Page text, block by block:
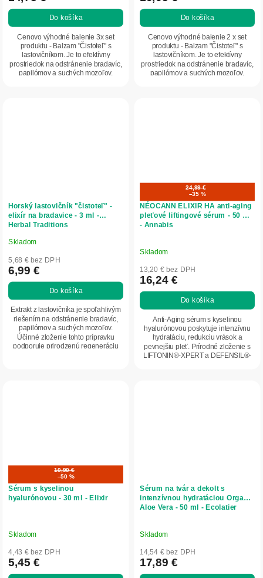
Do košíka
Cenovo výhodné balenie 3x set
produktu - Balzam "Čistoteľ" s
lastovičníkom. Je to efektívny
prostriedok na odstránenie bradavíc,
papilómov a suchých mozoľov.
Do košíka
Cenovo výhodné balenie 2 x set
produktu - Balzam "Čistoteľ" s
lastovičníkom. Je to efektívny
prostriedok na odstránenie bradavíc,
papilómov a suchých mozoľov.
Horský lastovičník "čistoteľ" -
elixír na bradavice - 3 ml -
Herbal Traditions
Priemerné
hodnotenie
produktu
je
4,7
z
hviezdičiek.
Skladom
5,68 € bez DPH
6,99 €
Do košíka
Extrakt z lastovičníka je spoľahlivým
riešením na odstránenie bradavíc,
papilómov a suchých mozoľov.
Účinné zloženie tohto prípravku
podporuje prirodzenú regeneráciu
24,99 €
–35 %
NÉOCANN ELIXIR HA anti-aging
pleťové liftingové sérum - 50 ml
- Annabis
Skladom
13,20 € bez DPH
16,24 €
Do košíka
Anti-Aging sérum s kyselinou
hyalurónovou poskytuje intenzívnu
hydratáciu, redukciu vrások a
pevnejšiu pleť. Prírodné zloženie s
LIFTONIN®-XPERT a DEFENSIL®-
10,90 €
–50 %
Sérum s kyselinou
hyalurónovou - 30 ml - Elixir
Skladom
4,43 € bez DPH
5,45 €
Sérum na tvár a dekolt s
intenzívnou hydratáciou Organic
Aloe Vera - 50 ml - Ecolatier
Skladom
14,54 € bez DPH
17,89 €